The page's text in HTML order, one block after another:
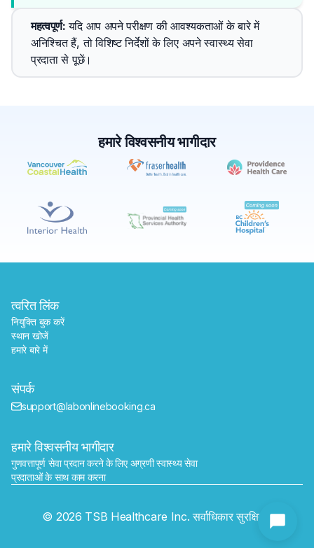
महत्वपूर्ण: यदि आप अपने परीक्षण की आवश्यकताओं के बारे में
अनिश्चित हैं, तो विशिष्ट निर्देशों के लिए अपने स्वास्थ्य सेवा
प्रदाता से पूछें।
हमारे विश्वसनीय भागीदार
त्वरित लिंक
नियुक्ति बुक करें
स्थान खोजें
हमारे बारे में
संपर्क
support@labonlinebooking.ca
हमारे विश्वसनीय भागीदार
गुणवत्तापूर्ण सेवा प्रदान करने के लिए अग्रणी स्वास्थ्य सेवा
प्रदाताओं के साथ काम करना
© 2026 TSB Healthcare Inc. सर्वाधिकार सुरक्षित।
✕